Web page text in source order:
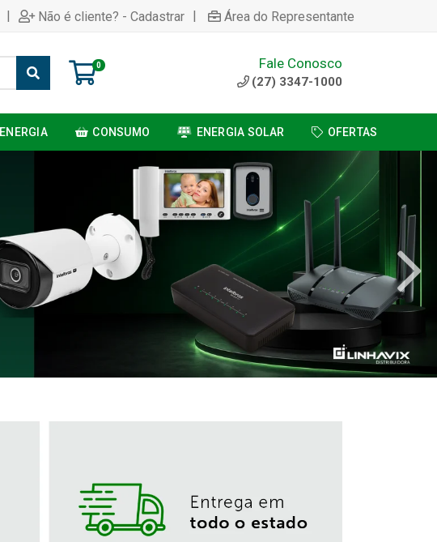
| Não é cliente? - Cadastrar | Área do Representante
0 Fale Conosco
(27) 3347-1000
ENERGIA CONSUMO ENERGIA SOLAR OFERTAS